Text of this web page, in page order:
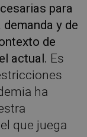
para
y de
de
actual. Es
ha
que juega